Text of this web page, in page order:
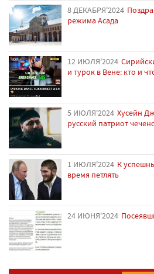
8 ДЕКАБРЯ'2024
режима Асада
12 ИЮЛЯ'2024
и турок в Вене: кто и
5 ИЮЛЯ'2024 Хусейн
русский патриот
1 ИЮЛЯ'2024 К
время петлять
24 ИЮНЯ'2024